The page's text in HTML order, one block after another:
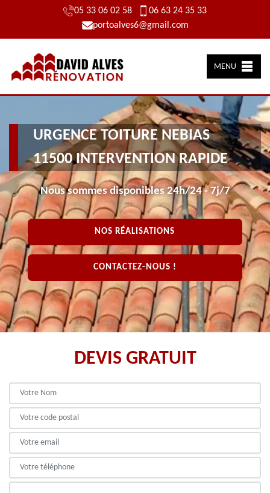
05 33 06 02 58
06 63 24 35 33
portoalves6@gmail.com
MENU
URGENCE TOITURE NEBIAS
11500 INTERVENTION RAPIDE
Nous sommes disponibles 24h/24 - 7j/7
NOS RÉALISATIONS
CONTACTEZ-NOUS !
DEVIS GRATUIT